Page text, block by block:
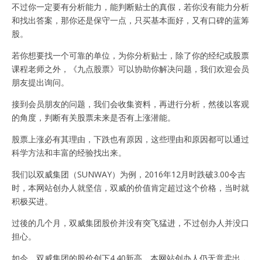
不过你一定要有分析能力，能判断贴士的真假，若你没有能力分析
和找出答案，那你还是保守一点，只买基本面好，又有口碑的蓝筹
股。
若你想要找一个可靠的单位，为你分析贴士，除了你的经纪或股票
课程老师之外，《九点股票》可以协助你解决问题，我们欢迎会员
朋友提出询问。
接到会员朋友的问题，我们会收集资料，再进行分析，然後以客观
的角度，判断有关股票未来是否有上涨潜能。
股票上涨必有其理由，下跌也有原因，这些理由和原因都可以通过
科学方法和丰富的经验找出来。
我们以双威集团（SUNWAY）为例，2016年12月时跌破3.00令吉
时，本网站创办人就坚信，双威的价值肯定超过这个价格，当时就
积极买进。
过後的几个月，双威集团股价并没有突飞猛进，不过创办人并没口
担心。